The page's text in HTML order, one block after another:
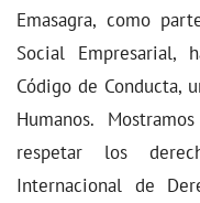
Emasagra, como
Social
Código de Conducta,
Humanos.
respetar los
Internacional de